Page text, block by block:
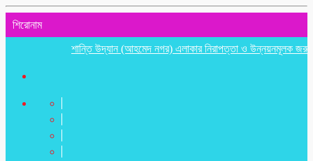
শিরোনাম
শান্তি উদ্যান (আহমেদ নগর) এলাকার নিরাপত্তা ও উন্নয়নমূলক জরুরি সভা